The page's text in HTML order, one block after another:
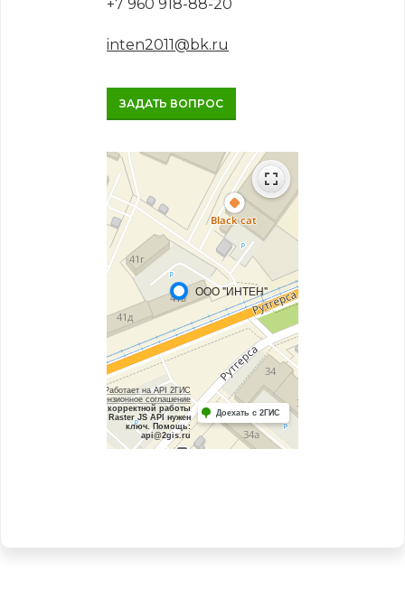
+7 960 918-88-20
inten2011@bk.ru
ЗАДАТЬ ВОПРОС